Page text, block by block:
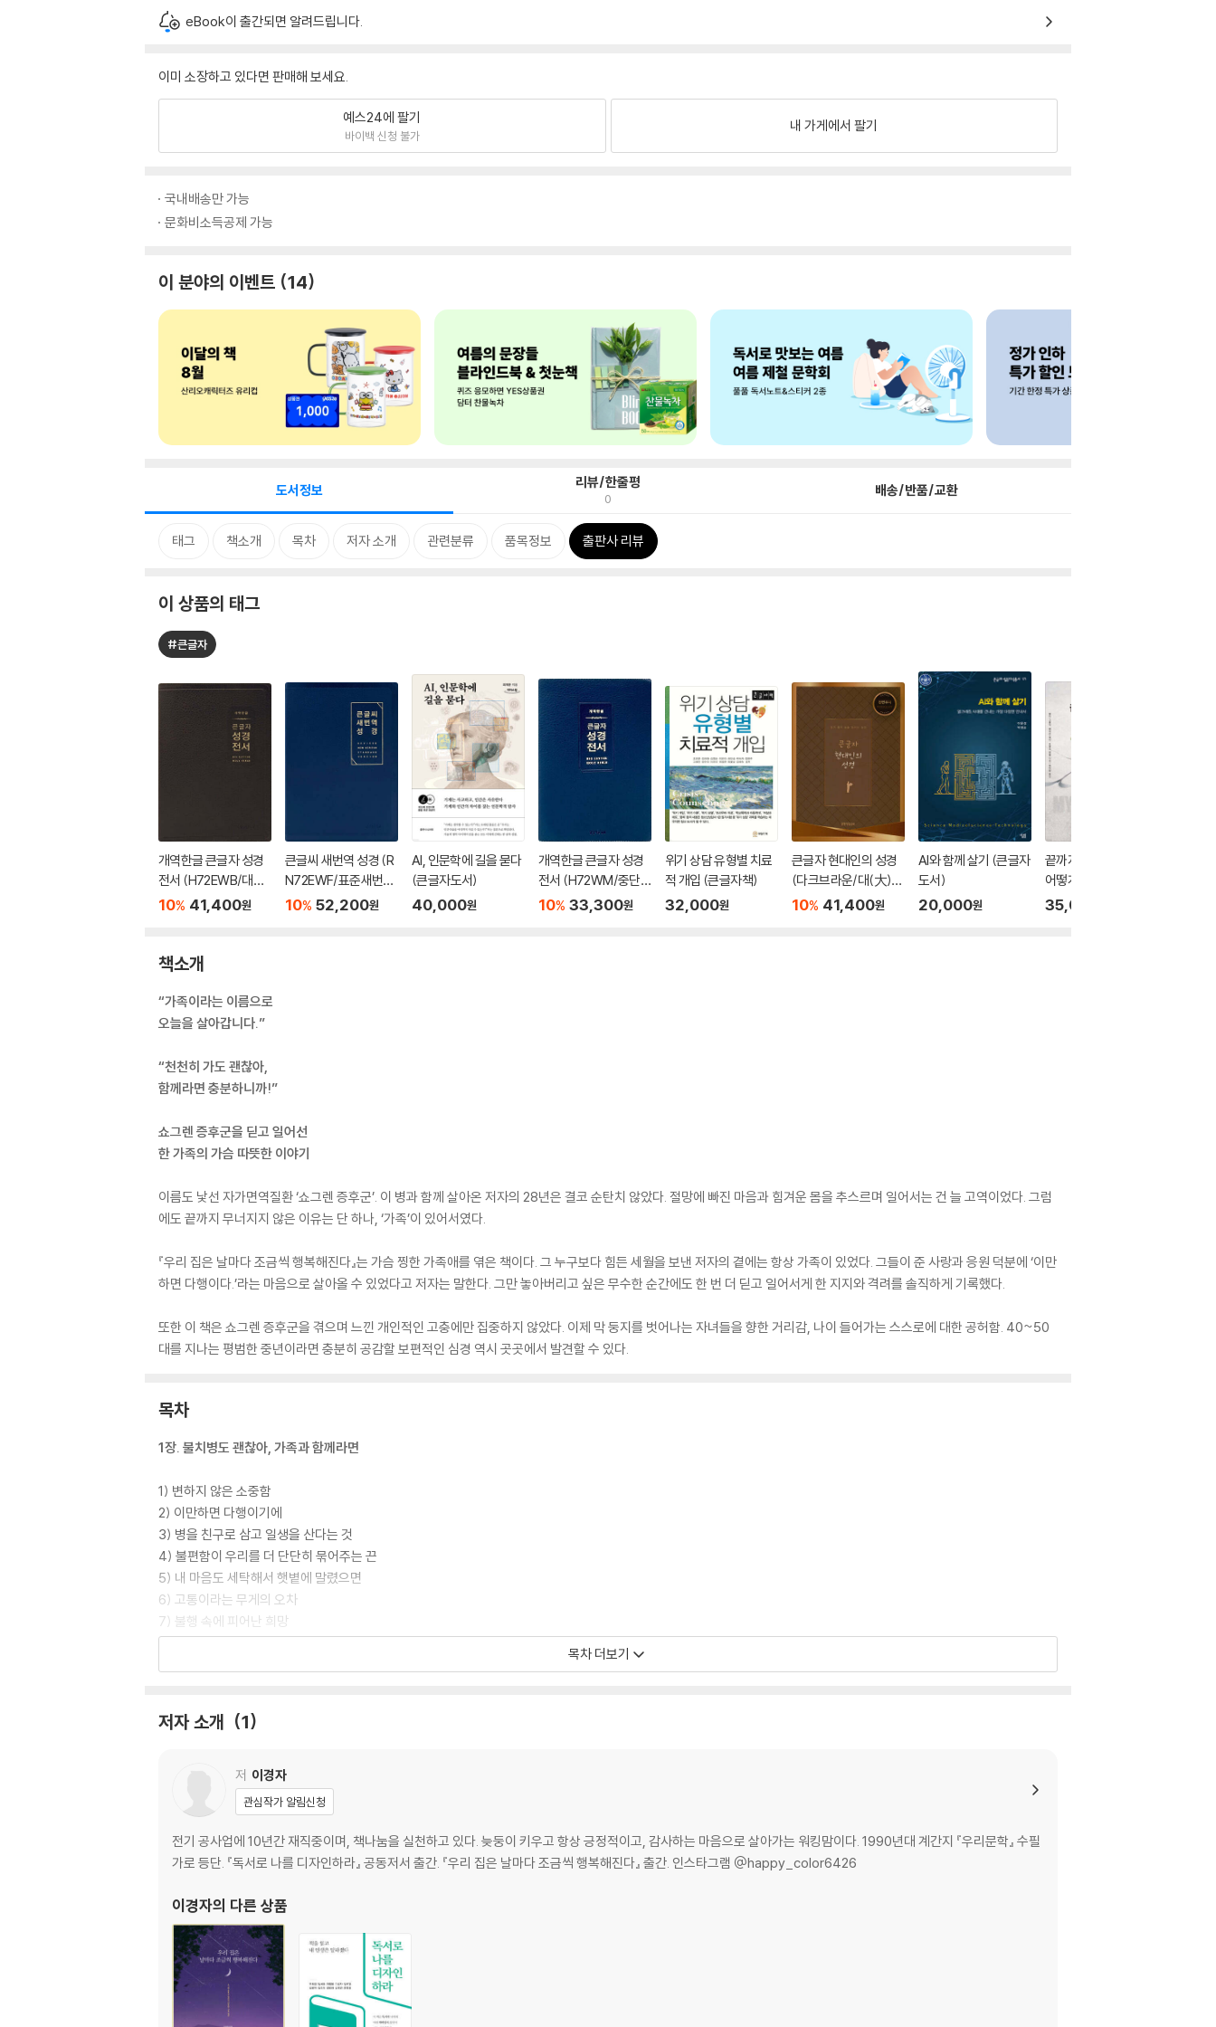
eBook이 출간되면 알려드립니다.
이미 소장하고 있다면 판매해 보세요.
예스24에 팔기
바이백 신청 불가
내 가게에서 팔기
국내배송만 가능
문화비소득공제 가능
이 분야의 이벤트 14
도서정보 리뷰/한줄평
0 배송/반품/교환
태그 책소개 목차 저자 소개 관련분류 품목정보 출판사 리뷰
이 상품의 태그
#큰글자
개역한글 큰글자 성경
전서 (H72EWB/대단
본/무지퍼/PU/반달 색
10% 41,400원
큰글씨 새번역 성경 (R
N72EWF/표준새번역
대단본/무지퍼/PU/반
10% 52,200원
AI, 인문학에 길을 묻다
(큰글자도서)
40,000원
개역한글 큰글자 성경
전서 (H72WM/중단
본/무지퍼/PU/반달 색
10% 33,300원
위기 상담 유형별 치료
적 개입 (큰글자책)
32,000원
큰글자 현대인의 성경
(다크브라운/대(大)/
단본/색인/천연우피)
10% 41,400원
AI와 함께 살기 (큰글자
도서)
20,000원
끝까지 해내는 마음은
어떻게 탄생하는가 (큰
글자책)
35,000
책소개
“가족이라는 이름으로
오늘을 살아갑니다.”
“천천히 가도 괜찮아,
함께라면 충분하니까!”
쇼그렌 증후군을 딛고 일어선
한 가족의 가슴 따뜻한 이야기
이름도 낯선 자가면역질환 ‘쇼그렌 증후군’. 이 병과 함께 살아온 저자의 28년은 결코 순탄치 않았다. 절망에 빠진 마음과 힘겨운 몸을 추스르며 일어서는 건 늘 고역이었다. 그럼
에도 끝까지 무너지지 않은 이유는 단 하나, ‘가족’이 있어서였다.
『우리 집은 날마다 조금씩 행복해진다』는 가슴 찡한 가족애를 엮은 책이다. 그 누구보다 힘든 세월을 보낸 저자의 곁에는 항상 가족이 있었다. 그들이 준 사랑과 응원 덕분에 ‘이만
하면 다행이다.’라는 마음으로 살아올 수 있었다고 저자는 말한다. 그만 놓아버리고 싶은 무수한 순간에도 한 번 더 딛고 일어서게 한 지지와 격려를 솔직하게 기록했다.
또한 이 책은 쇼그렌 증후군을 겪으며 느낀 개인적인 고충에만 집중하지 않았다. 이제 막 둥지를 벗어나는 자녀들을 향한 거리감, 나이 들어가는 스스로에 대한 공허함. 40~50
대를 지나는 평범한 중년이라면 충분히 공감할 보편적인 심경 역시 곳곳에서 발견할 수 있다.
목차
1장. 불치병도 괜찮아, 가족과 함께라면
1) 변하지 않은 소중함
2) 이만하면 다행이기에
3) 병을 친구로 삼고 일생을 산다는 것
4) 불편함이 우리를 더 단단히 묶어주는 끈
5) 내 마음도 세탁해서 햇볕에 말렸으면
6) 고통이라는 무게의 오차
7) 불행 속에 피어난 희망
8) 모든 것은 생각하기 나름이니까
1) 아픔 이기는 장사 없다더니
3) 아이를 보고 자라는 엄마의 마음
4) 미역처럼 불어나는 감사
5) 가족이라는 이름으로
6) 몸이 시키는 대로
7) 미안한 마음 한 스푼
3장. 가족이란 울타리 속에서 자라는 행복
1) 슬기로운 마라톤 생활
2) 오늘을 잘 살기 위해
3) 태양처럼 빛나는 존재
목차 더보기
저자 소개 1
저 이경자
관심작가 알림신청
전기 공사업에 10년간 재직중이며, 책나눔을 실천하고 있다. 늦둥이 키우고 항상 긍정적이고, 감사하는 마음으로 살아가는 워킹맘이다. 1990년대 계간지 『우리문학』 수필
가로 등단. 『독서로 나를 디자인하라』 공동저서 출간. 『우리 집은 날마다 조금씩 행복해진다』 출간. 인스타그램 @happy_color6426
이경자의 다른 상품